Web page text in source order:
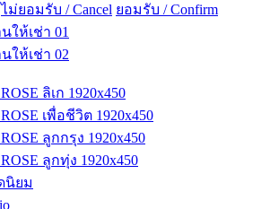
ไม่ยอมรับ / Cancel ยอมรับ / Confirm